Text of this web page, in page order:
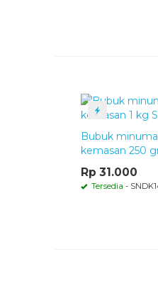
Bubuk
kemasan 250
Rp 31.000
Tersedia -